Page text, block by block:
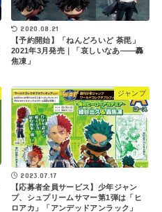
2020.08.21
【予約開始】「ねんどろいど 荼毘」
2021年3月発売｜「哀しいなあ――轟
焦凍」
ジャンプ
2023.07.17
【応募者全員サービス】少年ジャン
プ、シュプリームサマー第1弾は「ヒ
ロアカ」「アンデッドアンラック」